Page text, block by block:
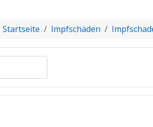
Startseite Impfschäden